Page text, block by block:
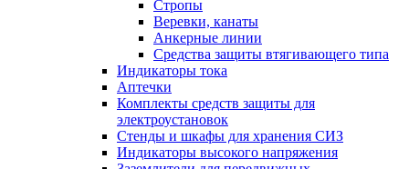
Стропы
Веревки, канаты
Анкерные линии
Средства защиты втягивающего типа
Индикаторы тока
Аптечки
Комплекты средств защиты для
электроустановок
Стенды и шкафы для хранения СИЗ
Индикаторы высокого напряжения